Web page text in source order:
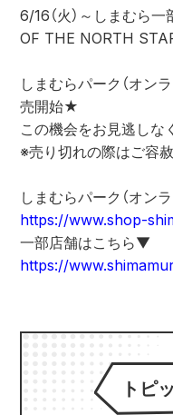
6/16（火）～しまむら
OF THE NORTH
しまむらパーク（オン
売開始★
この機会をお見逃しな
※売り切れの際はご容赦
しまむらパーク（オン
https://www.shop-
一部店舗はこちら▼
https://
トピ